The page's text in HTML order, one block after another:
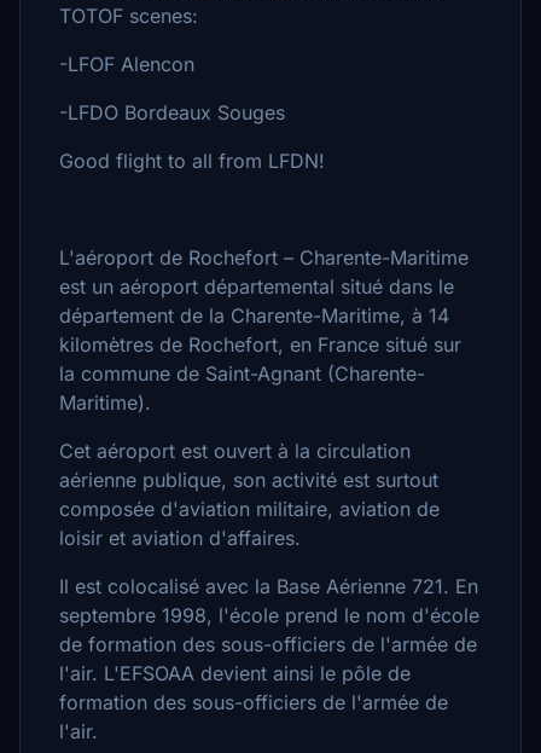
TOTOF scenes:
-LFOF Alencon
-LFDO Bordeaux Souges
Good flight to all from LFDN!
L'aéroport de Rochefort – Charente-Maritime
est un aéroport départemental situé dans le
département de la Charente-Maritime, à 14
kilomètres de Rochefort, en France situé sur
la commune de Saint-Agnant (Charente-
Maritime).
Cet aéroport est ouvert à la circulation
aérienne publique, son activité est surtout
composée d'aviation militaire, aviation de
loisir et aviation d'affaires.
Il est colocalisé avec la Base Aérienne 721. En
septembre 1998, l'école prend le nom d'école
de formation des sous-officiers de l'armée de
l'air. L'EFSOAA devient ainsi le pôle de
formation des sous-officiers de l'armée de
l'air.